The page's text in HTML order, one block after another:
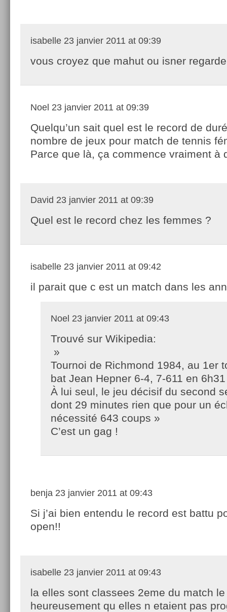
isabelle 23 janvier 2011 at 09:39
vous croyez que mahut ou isner
Noel 23 janvier 2011 at 09:39
Quelqu’un sait quel est le record de
nombre de jeux pour match de tennis
Parce que là, ça commence vraiment à
David 23 janvier 2011 at 09:39
Quel est le record chez les femmes ?
isabelle 23 janvier 2011 at 09:42
il parait que c est un match dans les
Noel 23 janvier 2011 at 09:43
Trouvé sur Wikipedia:
»
Tournoi de Richmond 1984, au 1er
bat Jean Hepner 6-4, 7-611 en
À lui seul, le jeu décisif du second
dont 29 minutes rien que pour un
nécessité 643 coups »
C’est un gag !
benja 23 janvier 2011 at 09:43
Si j’ai bien entendu le record est battu
open!!
isabelle 23 janvier 2011 at 09:43
la elles sont classees 2eme du match
heureusement qu elles n etaient pas